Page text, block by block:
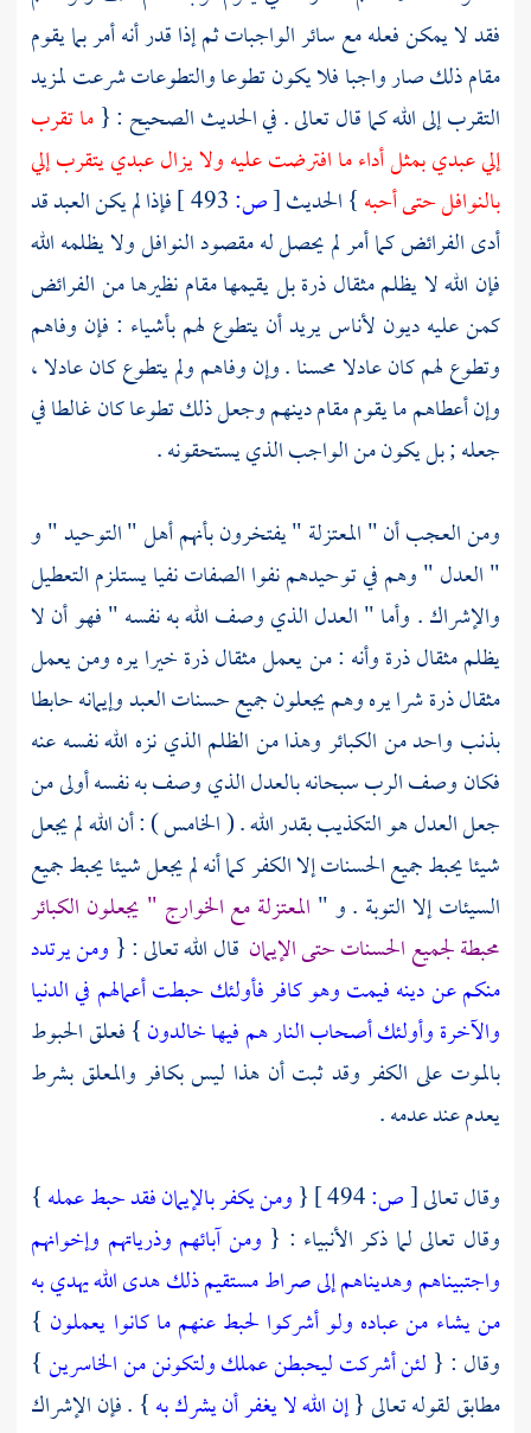
فقد لا يمكن فعله مع سائر الواجبات ثم إذا قدر أنه أمر بما يقوم
مقام ذلك صار واجبا فلا يكون تطوعا والتطوعات شرعت لمزيد
التقرب إلى الله كما قال تعالى . في الحديث الصحيح : {ما تقرب
إلي عبدي بمثل أداء ما افترضت عليه ولا يزال عبدي يتقرب إلي
بالنوافل حتى أحبه} الحديث[ص:
فإذا لم يكن العبد قد
أدى الفرائض كما أمر لم يحصل له مقصود النوافل ولا يظلمه الله
فإن الله لا يظلم مثقال ذرة بل يقيمها مقام نظيرها من الفرائض
كمن عليه ديون لأناس يريد أن يتطوع لهم بأشياء : فإن وفاهم
وتطوع لهم كان عادلا محسنا . وإن وفاهم ولم يتطوع كان عادلا ،
وإن أعطاهم ما يقوم مقام دينهم وجعل ذلك تطوعا كان غالطا في
جعله ; بل يكون من الواجب الذي يستحقونه .
ومن العجب أن "المعتزلة" يفتخرون بأنهم أهل " التوحيد " و
" العدل " وهم في توحيدهم نفوا الصفات نفيا يستلزم التعطيل
والإشراك . وأما " العدل الذي وصف الله به نفسه " فهو أن لا
يظلم مثقال ذرة وأنه : من يعمل مثقال ذرة خيرا يره ومن يعمل
مثقال ذرة شرا يره وهم يجعلون جميع حسنات العبد وإيمانه حابطا
بذنب واحد من الكبائر وهذا من الظلم الذي نزه الله نفسه عنه
فكان وصف الرب سبحانه بالعدل الذي وصف به نفسه أولى من
جعل العدل هو التكذيب بقدر الله . ( الخامس ) : أن الله لم يجعل
شيئا يحبط جميع الحسنات إلا الكفر كما أنه لم يجعل شيئا يحبط جميع
السيئات إلا التوبة . و " المعتزلةمعالخوارج " يجعلون الكبائر
محبطة لجميع الحسنات حتى الإيمان قال الله تعالى : { ومن يرتدد
منكم عن دينه فيمت وهو كافر فأولئك حبطت أعمالهم في الدنيا
والآخرة وأولئك أصحاب النار هم فيها خالدون} فعلق الحبوط
بالموت على الكفر وقد ثبت أن هذا ليس بكافر والمعلق بشرط
يعدم عند عدمه .
وقال تعالى[ص: {ومن يكفر بالإيمان فقد حبط عمله}
وقال تعالى لما ذكر الأنبياء : { ومن آبائهم وذرياتهم وإخوانهم
واجتبيناهم وهديناهم إلى صراط مستقيمذلك هدى الله يهدي به
من يشاء من عباده ولو أشركوا لحبط عنهم ما كانوا يعملون }
وقال : { لئن أشركت ليحبطن عملك ولتكونن من الخاسرين}
مطابق لقوله تعالى {إن الله لا يغفر أن يشرك به} . فإن الإشراك